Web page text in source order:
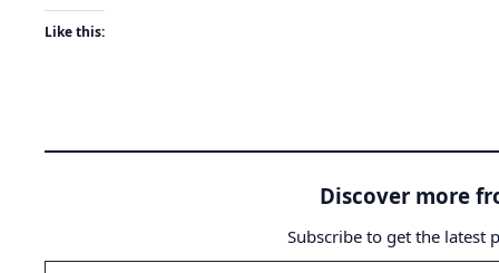
Like this:
Discover more
Subscribe to get the latest